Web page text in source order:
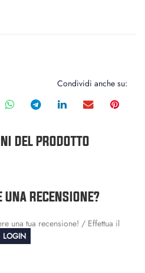
Condividi anche su:
DEL PRODOTTO
UNA RECENSIONE?
una tua recensione! / Effettua il
LOGIN